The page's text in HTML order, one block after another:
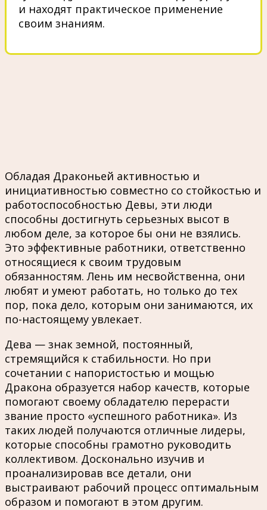
и находят практическое применение
своим знаниям.
Обладая Драконьей активностью и
инициативностью совместно со стойкостью и
работоспособностью Девы, эти люди
способны достигнуть серьезных высот в
любом деле, за которое бы они не взялись.
Это эффективные работники, ответственно
относящиеся к своим трудовым
обязанностям. Лень им несвойственна, они
любят и умеют работать, но только до тех
пор, пока дело, которым они занимаются, их
по-настоящему увлекает.
Дева — знак земной, постоянный,
стремящийся к стабильности. Но при
сочетании с напористостью и мощью
Дракона образуется набор качеств, которые
помогают своему обладателю перерасти
звание просто «успешного работника». Из
таких людей получаются отличные лидеры,
которые способны грамотно руководить
коллективом. Досконально изучив и
проанализировав все детали, они
выстраивают рабочий процесс оптимальным
образом и помогают в этом другим.